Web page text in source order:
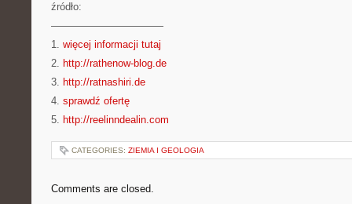
źródło:
———————————
1. więcej informacji tutaj
2. http://rathenow-blog.de
3. http://ratnashiri.de
4. sprawdź ofertę
5. http://reelinndealin.com
CATEGORIES: ZIEMIA I GEOLOGIA
Comments are closed.